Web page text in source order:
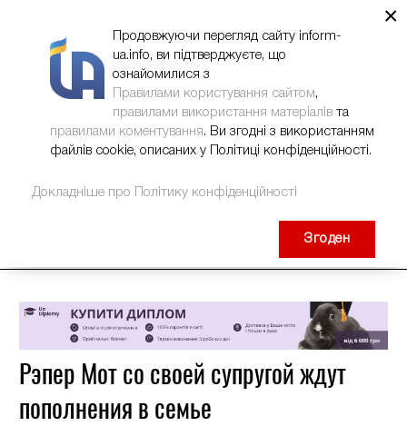
Рэпер Мот со своей супругой ждут
пополнения в семье
×
Продовжуючи перегляд сайту inform-
ua.info, ви підтверджуєте, що
ознайомилися з
Правилами користування сайтом,
правилами використання матеріалів та
правилами коментування. Ви згодні з використанням
файлів cookie, описаних у Політиці конфіденційності.
Докладніше про Політику конфіденційності
Згоден